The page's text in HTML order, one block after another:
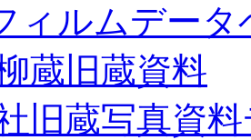
ィルムデータ
蔵旧蔵資料
旧蔵写真資